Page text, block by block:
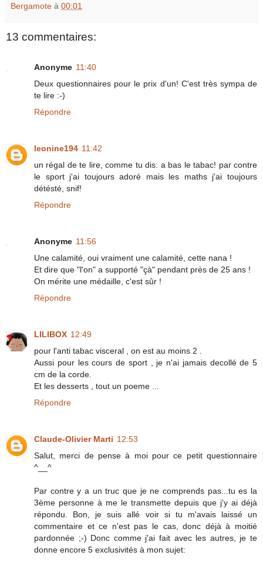
Bergamote à 00:01
13 commentaires:
Anonyme 11:40
Deux questionnaires pour le prix d'un! C'est très sympa de
te lire :-)
Répondre
leonine194 11:42
un régal de te lire, comme tu dis: a bas le tabac! par contre
le sport j'ai toujours adoré mais les maths j'ai toujours
détésté, snif!
Répondre
Anonyme 11:56
Une calamité, oui vraiment une calamité, cette nana !
Et dire que "l'on" a supporté "çà" pendant près de 25 ans !
On mérite une médaille, c'est sûr !
Répondre
LILIBOX 12:49
pour l'anti tabac visceral , on est au moins 2 .
Aussi pour les cours de sport , je n'ai jamais decollé de 5
cm de la corde.
Et les desserts , tout un poeme ...
Répondre
Claude-Olivier Marti 12:53
Salut, merci de pense à moi pour ce petit questionnaire
^__^
Par contre y a un truc que je ne comprends pas...tu es la
3ème personne à me le transmette depuis que j'y ai déjà
répondu. Bon, je suis allé voir si tu m'avais laissé un
commentaire et ce n'est pas le cas, donc déjà à moitié
pardonnée ;-) Donc comme j'ai fait avec les autres, je te
donne encore 5 exclusivités à mon sujet: